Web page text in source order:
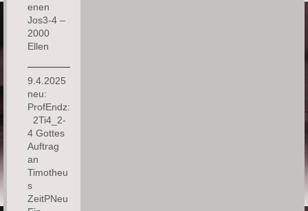
enen
Jos3-4 –
2000
Ellen
9.4.2025
neu:
ProfEndz:
2Ti4_2-
4 Gottes
Auftrag
an
Timotheu
s
ZeitPNeu